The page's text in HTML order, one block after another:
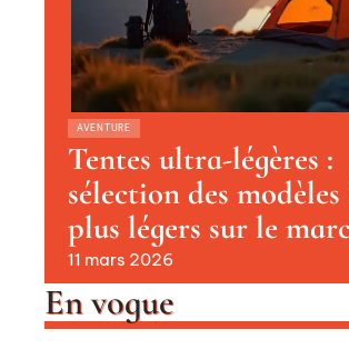
AVENTURE
Tentes ultra-légères :
sélection des modèles
plus légers sur le
11 mars 2026
En vogue